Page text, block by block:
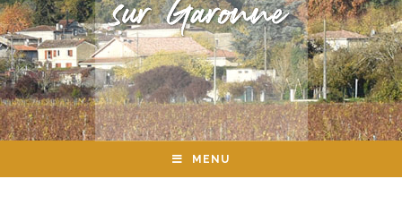
MENU